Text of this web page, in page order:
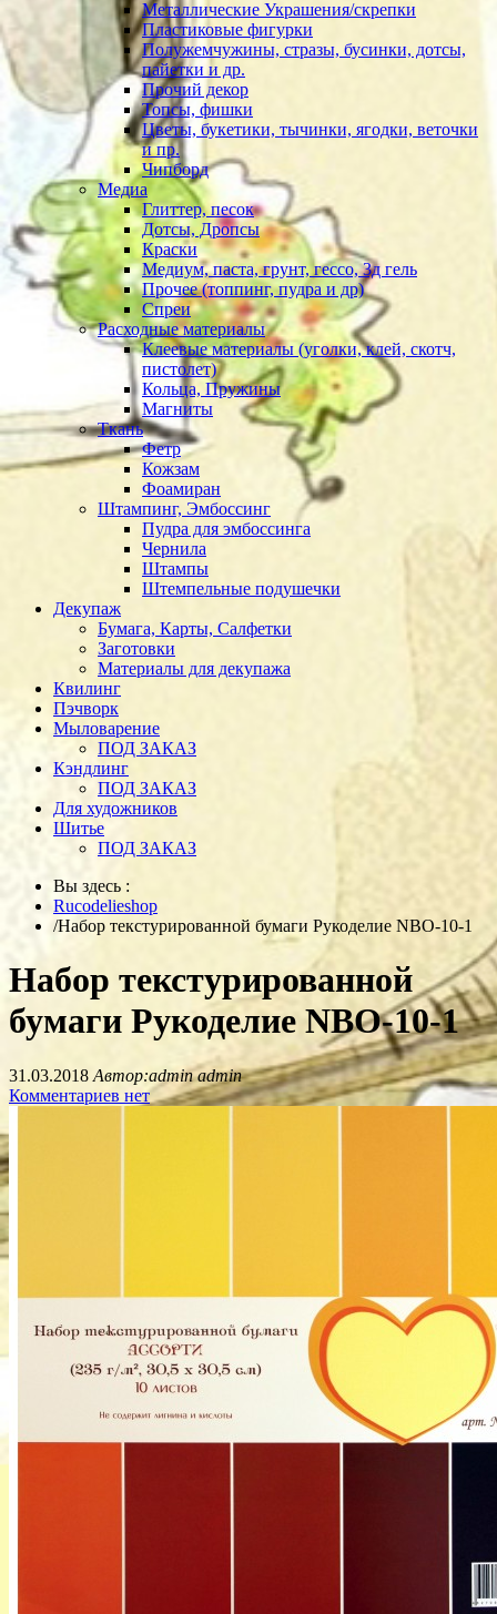
Металлические Украшения/скрепки
Пластиковые фигурки
Полужемчужины, стразы, бусинки, дотсы,
пайетки и др.
Прочий декор
Топсы, фишки
Цветы, букетики, тычинки, ягодки, веточки
и пр.
Чипборд
Медиа
Глиттер, песок
Дотсы, Дропсы
Краски
Медиум, паста, грунт, гессо, 3д гель
Прочее (топпинг, пудра и др)
Спреи
Расходные материалы
Клеевые материалы (уголки, клей, скотч,
пистолет)
Кольца, Пружины
Магниты
Ткань
Фетр
Кожзам
Фоамиран
Штампинг, Эмбоссинг
Пудра для эмбоссинга
Чернила
Штампы
Штемпельные подушечки
Декупаж
Бумага, Карты, Салфетки
Заготовки
Материалы для декупажа
Квилинг
Пэчворк
Мыловарение
ПОД ЗАКАЗ
Кэндлинг
ПОД ЗАКАЗ
Для художников
Шитье
ПОД ЗАКАЗ
Вы здесь :
Rucodelieshop
/Набор текстурированной бумаги Рукоделие NBO-10-1
Набор текстурированной
бумаги Рукоделие NBO-10-1
31.03.2018 Автор:admin admin
Комментариев нет